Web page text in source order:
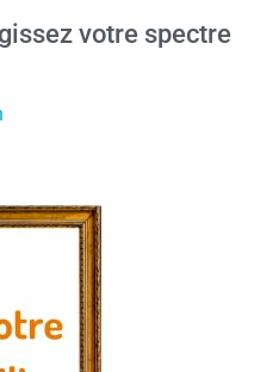
votre spectre